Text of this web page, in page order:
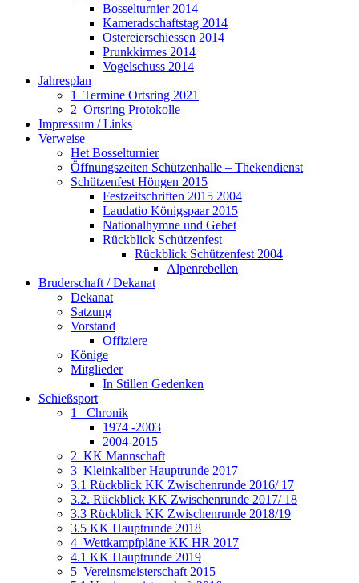
Bosselturnier 2014
Kameradschaftstag 2014
Ostereierschiessen 2014
Prunkkirmes 2014
Vogelschuss 2014
Jahresplan
1_Termine Ortsring 2021
2_Ortsring Protokolle
Impressum / Links
Verweise
Het Bosselturnier
Öffnungszeiten Schützenhalle – Thekendienst
Schützenfest Höngen 2015
Festzeitschriften 2015 2004
Laudatio Königspaar 2015
Nationalhymne und Gebet
Rückblick Schützenfest
Rückblick Schützenfest 2004
Alpenrebellen
Bruderschaft / Dekanat
Dekanat
Satzung
Vorstand
Offiziere
Könige
Mitglieder
In Stillen Gedenken
Schießsport
1_ Chronik
1974 -2003
2004-2015
2_KK Mannschaft
3_Kleinkaliber Hauptrunde 2017
3.1 Rückblick KK Zwischenrunde 2016/ 17
3.2. Rückblick KK Zwischenrunde 2017/ 18
3.3 Rückblick KK Zwischenrunde 2018/19
3.5 KK Hauptrunde 2018
4_Wettkampfpläne KK HR 2017
4.1 KK Hauptrunde 2019
5_Vereinsmeisterschaft 2015